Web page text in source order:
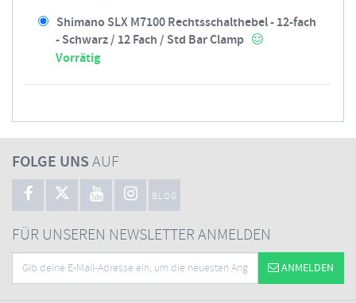
Shimano SLX M7100 Rechtsschalthebel - 12-fach
- Schwarz / 12 Fach / Std Bar Clamp
Vorrätig
FOLGE UNSAUF
BLOG
FÜR UNSEREN NEWSLETTER ANMELDEN
ANMELDEN